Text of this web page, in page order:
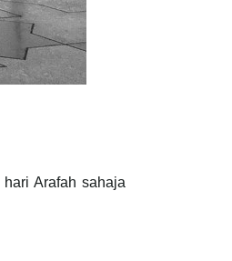
Arafah sahaja